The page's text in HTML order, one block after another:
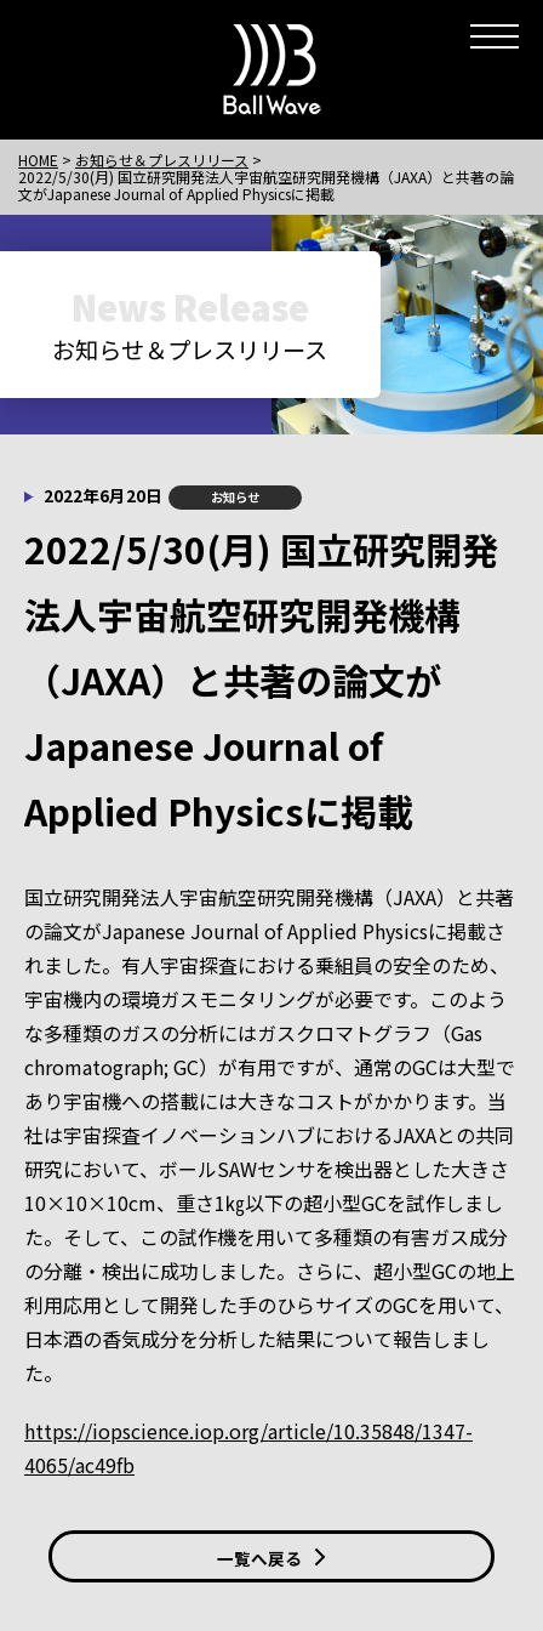
HOME
お知らせ＆プレスリリース
2022/5/30(月) 国立研究開発法人宇宙航空研究開発機構（JAXA）と共著の論
文がJapanese Journal of Applied Physicsに掲載
News Release
お知らせ＆プレスリリース
2022年6月20日 お知らせ
2022/5/30(月) 国立研究開発
法人宇宙航空研究開発機構
（JAXA）と共著の論文が
Japanese Journal of
Applied Physicsに掲載
国立研究開発法人宇宙航空研究開発機構（JAXA）と共著
の論文がJapanese Journal of Applied Physicsに掲載さ
れました。有人宇宙探査における乗組員の安全のため、
宇宙機内の環境ガスモニタリングが必要です。このよう
な多種類のガスの分析にはガスクロマトグラフ（Gas
chromatograph; GC）が有用ですが、通常のGCは大型で
あり宇宙機への搭載には大きなコストがかかります。当
社は宇宙探査イノベーションハブにおけるJAXAとの共同
研究において、ボールSAWセンサを検出器とした大きさ
10×10×10cm、重さ1㎏以下の超小型GCを試作しまし
た。そして、この試作機を用いて多種類の有害ガス成分
の分離・検出に成功しました。さらに、超小型GCの地上
利用応用として開発した手のひらサイズのGCを用いて、
日本酒の香気成分を分析した結果について報告しまし
た。
https://iopscience.iop.org/article/10.35848/1347-
4065/ac49fb
一覧へ戻る